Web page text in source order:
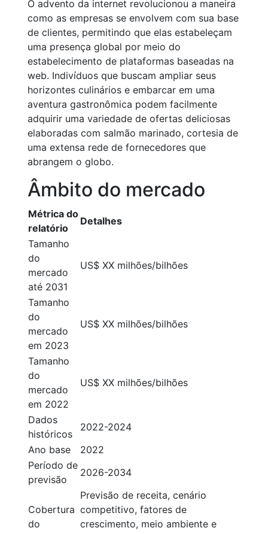
O advento da internet revolucionou a maneira
como as empresas se envolvem com sua base
de clientes, permitindo que elas estabeleçam
uma presença global por meio do
estabelecimento de plataformas baseadas na
web. Indivíduos que buscam ampliar seus
horizontes culinários e embarcar em uma
aventura gastronômica podem facilmente
adquirir uma variedade de ofertas deliciosas
elaboradas com salmão marinado, cortesia de
uma extensa rede de fornecedores que
abrangem o globo.
Âmbito do mercado
Métrica do
relatório
Detalhes
Tamanho
do
mercado
até 2031
US$ XX milhões/bilhões
Tamanho
do
mercado
em 2023
US$ XX milhões/bilhões
Tamanho
do
mercado
em 2022
US$ XX milhões/bilhões
Dados
históricos
2022-2024
Ano base
2022
Período de
previsão
2026-2034
Cobertura
do
Previsão de receita, cenário
competitivo, fatores de
crescimento, meio ambiente e